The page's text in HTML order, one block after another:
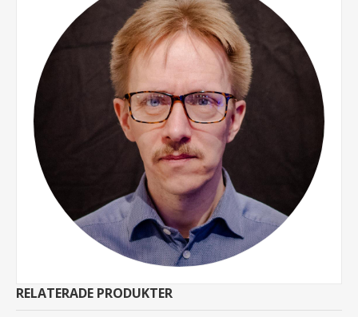
RELATERADE PRODUKTER